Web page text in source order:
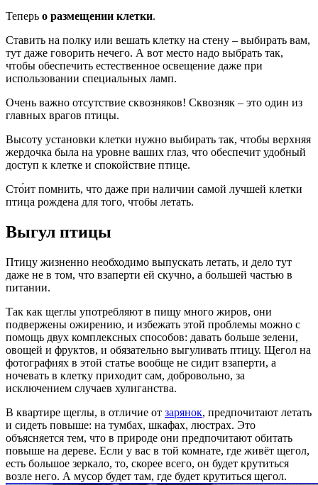
Теперь о размещении клетки.
Ставить на полку или вешать клетку на стену – выбирать вам,
тут даже говорить нечего. А вот место надо выбрать так,
чтобы обеспечить естественное освещение даже при
использовании специальных ламп.
Очень важно отсутствие сквозняков! Сквозняк – это один из
главных врагов птицы.
Высоту установки клетки нужно выбирать так, чтобы верхняя
жердочка была на уровне ваших глаз, что обеспечит удобный
доступ к клетке и спокойствие птице.
Сто́ит помнить, что даже при наличии самой лучшей клетки
птица рождена для того, чтобы летать.
Выгул птицы
Птицу жизненно необходимо выпускать летать, и дело тут
даже не в том, что взаперти ей скучно, а большей частью в
питании.
Так как щеглы употребляют в пищу много жиров, они
подвержены ожирению, и избежать этой проблемы можно с
помощь двух комплексных способов: давать больше зелени,
овощей и фруктов, и обязательно выгуливать птицу. Щегол на
фотографиях в этой статье вообще не сидит взаперти, а
ночевать в клетку приходит сам, добровольно, за
исключением случаев хулиганства.
В квартире щеглы, в отличие от зарянок, предпочитают летать
и сидеть повыше: на тумбах, шкафах, люстрах. Это
объясняется тем, что в природе они предпочитают обитать
повыше на дереве. Если у вас в той комнате, где живёт щегол,
есть большое зеркало, то, скорее всего, он будет крутиться
возле него. А мусор будет там, где будет крутиться щегол.